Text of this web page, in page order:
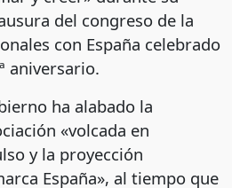
del congreso de la
con España celebrado
aniversario.
ha alabado la
«volcada en
y la proyección
España», al tiempo que